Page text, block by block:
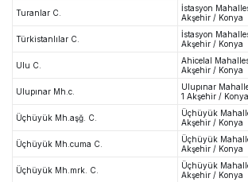
Turanlar C.
İstasyon
Akşehir / Konya
Türkistanlılar C.
İstasyon
Akşehir / Konya
Ulu C.
Ahicelal
Akşehir / Konya
Ulupınar Mh.c.
Ulupınar
1 Akşehir / Konya
Üçhüyük Mh.aşğ. C.
Üçhüyük
Akşehir / Konya
Üçhüyük Mh.cuma C.
Üçhüyük
Akşehir / Konya
Üçhüyük Mh.mrk. C.
Üçhüyük
Akşehir / Konya